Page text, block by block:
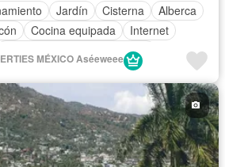
Jardín Cisterna
Alberca
Cocina equipada
Internet
Circuito cerrado de televisión
con closet
Wifi
Permite mascotas
Permite niños
MÉXICO Aséeweee